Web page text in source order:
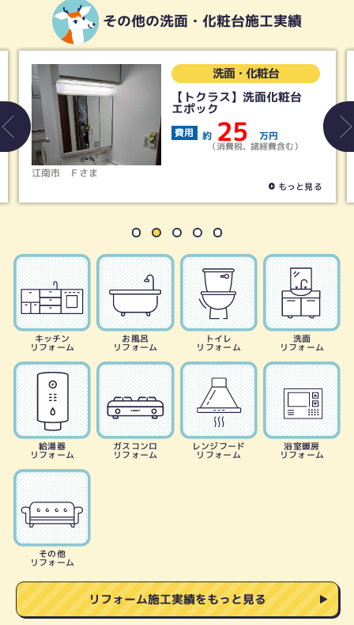
その他の洗面・化粧台施工実績
江南市 Ｆさま
洗面・化粧台
【トクラス】洗面化粧台
エポック
費用 約 25 万円
（消費税、諸経費含む）
もっと見る
キッチン
リフォーム
お風呂
リフォーム
トイレ
リフォーム
洗面
リフォーム
給湯器
リフォーム
ガスコンロ
リフォーム
レンジフード
リフォーム
浴室暖房
リフォーム
その他
リフォーム
リフォーム施工実績をもっと見る